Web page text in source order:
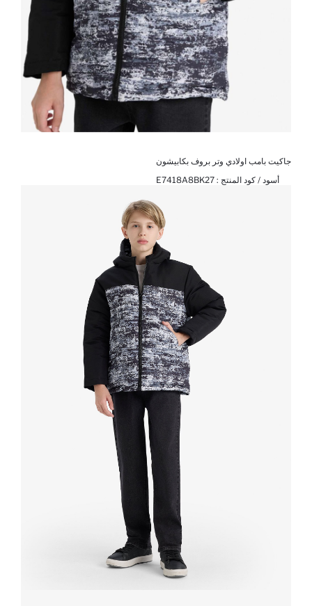
جاكيت بامب اولادي وتر بروف بكابيشون
أسود / كود المنتج : E7418A8BK27